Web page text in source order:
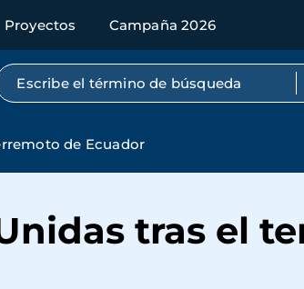
Proyectos Campaña 2026
Búsqueda por texto completo
de Ecuador
tras el